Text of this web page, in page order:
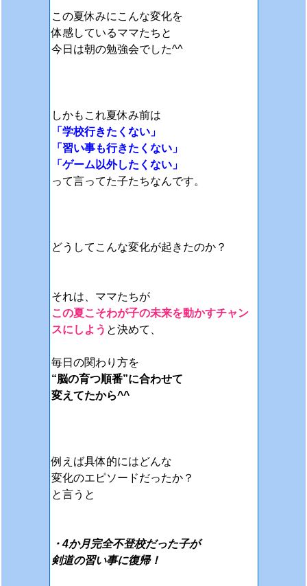
この夏休みにこんな変化を
体感しているママたちと
今日は朝の勉強会でした^^
しかもこれ夏休み前は
「学校行きたくない」
「習い事も行きたくない」
「ゲーム以外したくない」
って言ってた子たちなんです。
どうしてこんな変化が起きたのか？
それは、ママたちが
この夏こそわが子の未来を動かすチャン
スにしよう と決めて、
毎日の関わり方を
“脳の育つ順番”に合わせて
変えてたから^^
例えば具体的にはどんな
変化のエピソードだったか？
と言うと
・4か月完全不登校だった子が
剣道の習い事に復帰！